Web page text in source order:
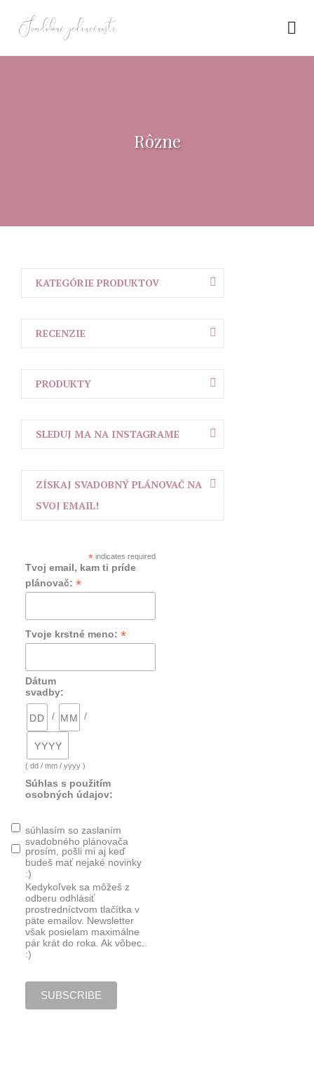
Rôzne
KATEGÓRIE PRODUKTOV
RECENZIE
PRODUKTY
SLEDUJ MA NA INSTAGRAME
ZÍSKAJ SVADOBNÝ PLÁNOVAČ NA
SVOJ EMAIL!
* indicates required
Tvoj email, kam ti príde
plánovač: *
Tvoje krstné meno: *
Dátum
svadby:
/ /
( dd / mm / yyyy )
Súhlas s použitím
osobných údajov:
súhlasím so zaslaním
svadobného plánovača
prosím, pošli mi aj keď
budeš mať nejaké novinky
:)
Kedykoľvek sa môžeš z
odberu odhlásiť
prostredníctvom tlačítka v
päte emailov. Newsletter
však posielam maximálne
pár krát do roka. Ak vôbec..
:)